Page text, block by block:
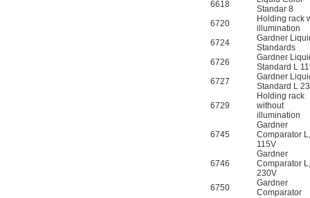
6618
Standar 8
6720
Holding rack
illumination
6724
Gardner
Standards
6726
Gardner
Standard L
6727
Gardner
Standard L
6729
Holding rack
without
illumination
6745
Gardner
Comparator L,
115V
6746
Gardner
Comparator L,
230V
6750
Gardner
Comparator